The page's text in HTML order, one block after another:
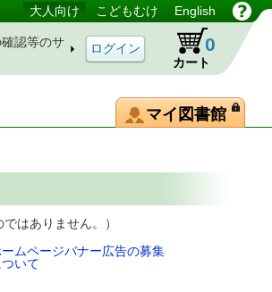
大人向け こどもむけ English
認等のサ
カート
0
マイ図書館
りません。）
ームページバナー広告の募集
いて